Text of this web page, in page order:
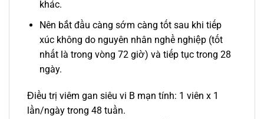
khác.
Nên bắt đầu càng sớm càng tốt sau khi tiếp
xúc không do nguyên nhân nghề nghiệp (tốt
nhất là trong vòng 72 giờ) và tiếp tục trong 28
ngày.
Điều trị viêm gan siêu vi B mạn tính: 1 viên x 1
lần/ngày trong 48 tuần.